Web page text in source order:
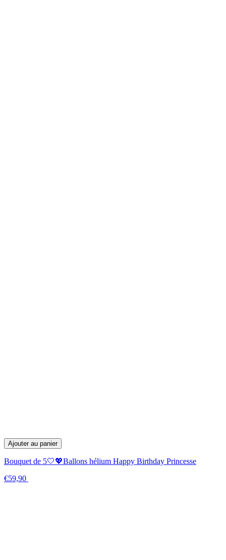
Ajouter au panier
Bouquet de 5🤍💖Ballons hélium Happy Birthday Princesse
€59,90